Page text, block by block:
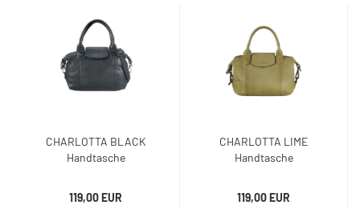
CHARLOTTA BLACK
Handtasche
119,00 EUR
CHARLOTTA LIME
Handtasche
119,00 EUR